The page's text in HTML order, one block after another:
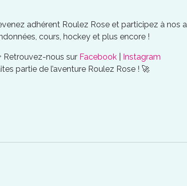
adhérent Roulez Rose et participez à nos
cours, hockey et plus encore !
Retrouvez-nous sur Facebook
Instagram
partie de l’aventure Roulez Rose ! 🚀